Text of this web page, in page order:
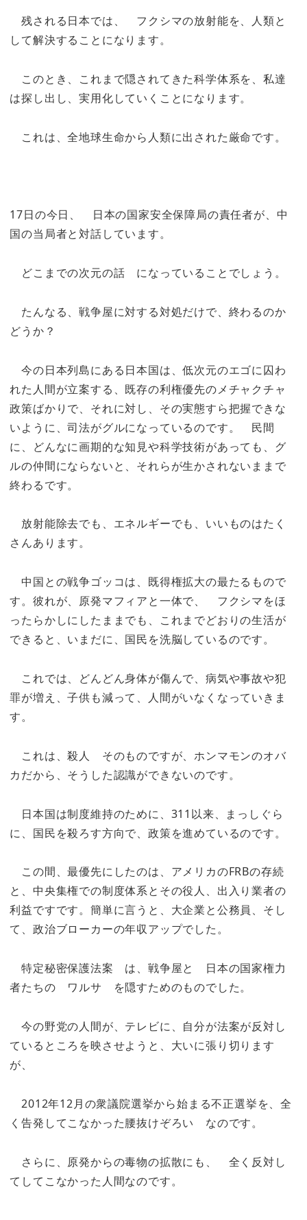
残される日本では、 フクシマの放射能を、人類と
して解決することになります。
このとき、これまで隠されてきた科学体系を、私達
は探し出し、実用化していくことになります。
これは、全地球生命から人類に出された厳命です。
17日の今日、 日本の国家安全保障局の責任者が、中
国の当局者と対話しています。
どこまでの次元の話 になっていることでしょう。
たんなる、戦争屋に対する対処だけで、終わるのか
どうか？
今の日本列島にある日本国は、低次元のエゴに囚わ
れた人間が立案する、既存の利権優先のメチャクチャ
政策ばかりで、それに対し、その実態すら把握できな
いように、司法がグルになっているのです。 民間
に、どんなに画期的な知見や科学技術があっても、グ
ルの仲間にならないと、それらが生かされないままで
終わるです。
放射能除去でも、エネルギーでも、いいものはたく
さんあります。
中国との戦争ゴッコは、既得権拡大の最たるもので
す。彼れが、原発マフィアと一体で、 フクシマをほ
ったらかしにしたままでも、これまでどおりの生活が
できると、いまだに、国民を洗脳しているのです。
これでは、どんどん身体が傷んで、病気や事故や犯
罪が増え、子供も減って、人間がいなくなっていきま
す。
これは、殺人 そのものですが、ホンマモンのオバ
カだから、そうした認識ができないのです。
日本国は制度維持のために、311以来、まっしぐら
に、国民を殺ろす方向で、政策を進めているのです。
この間、最優先にしたのは、アメリカのFRBの存続
と、中央集権での制度体系とその役人、出入り業者の
利益ですです。簡単に言うと、大企業と公務員、そし
て、政治ブローカーの年収アップでした。
特定秘密保護法案 は、戦争屋と 日本の国家権力
者たちの ワルサ を隠すためのものでした。
今の野党の人間が、テレビに、自分が法案が反対し
ているところを映させようと、大いに張り切ります
が、
2012年12月の衆議院選挙から始まる不正選挙を、全
く告発してこなかった腰抜けぞろい なのです。
さらに、原発からの毒物の拡散にも、 全く反対し
てしてこなかった人間なのです。